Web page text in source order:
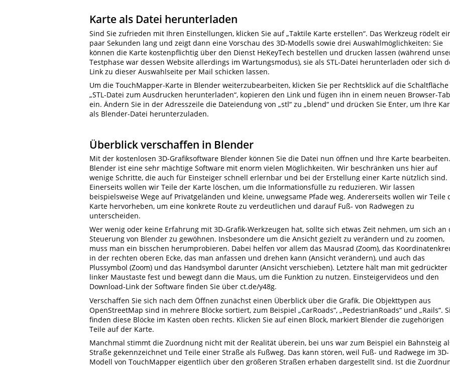
Karte als Datei herunterladen
Sind Sie zufrieden mit Ihren Einstellungen, klicken Sie auf „Taktile Karte erstellen“. Das Werkzeug rödelt
paar Sekunden lang und zeigt dann eine Vorschau des 3D-Modells sowie drei Auswahlmöglichkeiten: Sie
können die Karte kostenpflichtig über den Dienst HeKeyTech bestellen und drucken lassen (während
Testphase war dessen Website allerdings im Wartungsmodus), sie als STL-Datei herunterladen oder sich
Link zu dieser Auswahlseite per Mail schicken lassen.
Um die TouchMapper-Karte in Blender weiterzubearbeiten, klicken Sie per Rechtsklick auf die Schaltfläche
„STL-Datei zum Ausdrucken herunterladen“, kopieren den Link und fügen ihn in einem neuen Browser-Tab
ein. Ändern Sie in der Adresszeile die Dateiendung von „stl“ zu „blend“ und drücken Sie Enter, um Ihre
als Blender-Datei herunterzuladen.
Überblick verschaffen in Blender
Mit der kostenlosen 3D-Grafiksoftware Blender können Sie die Datei nun öffnen und Ihre Karte bearbeiten.
Blender ist eine sehr mächtige Software mit enorm vielen Möglichkeiten. Wir beschränken uns hier auf
wenige Schritte, die auch für Einsteiger schnell erlernbar und bei der Erstellung einer Karte nützlich sind.
Einerseits wollen wir Teile der Karte löschen, um die Informationsfülle zu reduzieren. Wir lassen
beispielsweise Wege auf Privatgeländen und kleine, unwegsame Pfade weg. Andererseits wollen wir Teile
Karte hervorheben, um eine konkrete Route zu verdeutlichen und darauf Fuß- von Radwegen zu
unterscheiden.
Wer wenig oder keine Erfahrung mit 3D-Grafik-Werkzeugen hat, sollte sich etwas Zeit nehmen, um sich an
Steuerung von Blender zu gewöhnen. Insbesondere um die Ansicht gezielt zu verändern und zu zoomen,
muss man ein bisschen herumprobieren. Dabei helfen vor allem das Mausrad (Zoom), das
in der rechten oberen Ecke, das man anfassen und drehen kann (Ansicht verändern), und auch das
Plussymbol (Zoom) und das Handsymbol darunter (Ansicht verschieben). Letztere hält man mit gedrückter
linker Maustaste fest und bewegt dann die Maus, um die Funktion zu nutzen. Einsteigervideos und den
Download-Link der Software finden Sie über ct.de/y48g.
Verschaffen Sie sich nach dem Öffnen zunächst einen Überblick über die Grafik. Die Objekttypen aus
OpenStreetMap sind in mehrere Blöcke sortiert, zum Beispiel „CarRoads“, „PedestrianRoads“ und „Rails“.
finden diese Blöcke im Kasten oben rechts. Klicken Sie auf einen Block, markiert Blender die zugehörigen
Teile auf der Karte.
Manchmal stimmt die Zuordnung nicht mit der Realität überein, bei uns war zum Beispiel ein Bahnsteig
Straße gekennzeichnet und Teile einer Straße als Fußweg. Das kann stören, weil Fuß- und Radwege im 3D-
Modell von TouchMapper eigentlich über den größeren Straßen erhaben dargestellt sind. Ist die